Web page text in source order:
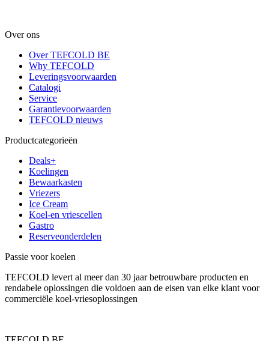
Over ons
Over TEFCOLD BE
Why TEFCOLD
Leveringsvoorwaarden
Catalogi
Service
Garantievoorwaarden
TEFCOLD nieuws
Productcategorieën
Deals+
Koelingen
Bewaarkasten
Vriezers
Ice Cream
Koel-en vriescellen
Gastro
Reserveonderdelen
Passie voor koelen
TEFCOLD levert al meer dan 30 jaar betrouwbare producten en
rendabele oplossingen die voldoen aan de eisen van elke klant voor
commerciële koel-vriesoplossingen